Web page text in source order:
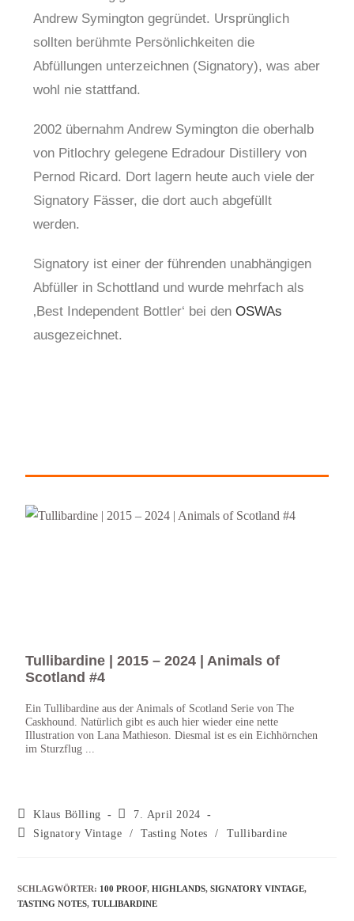
Andrew Symington gegründet. Ursprünglich
sollten berühmte Persönlichkeiten die
Abfüllungen unterzeichnen (Signatory), was aber
wohl nie stattfand.
2002 übernahm Andrew Symington die oberhalb
von Pitlochry gelegene Edradour Distillery von
Pernod Ricard. Dort lagern heute auch viele der
Signatory Fässer, die dort auch abgefüllt
werden.
Signatory ist einer der führenden unabhängigen
Abfüller in Schottland und wurde mehrfach als
‚Best Independent Bottler‘ bei denOSWAs
ausgezeichnet.
Tullibardine | 2015 – 2024 | Animals of
Scotland #4
Ein Tullibardine aus der Animals of Scotland Serie von The
Caskhound. Natürlich gibt es auch hier wieder eine nette
Illustration von Lana Mathieson. Diesmal ist es ein Eichhörnchen
im Sturzflug ...
Klaus Bölling
7. April 2024
Signatory Vintage
/ Tasting Notes / Tullibardine
SCHLAGWÖRTER: 100 PROOF, HIGHLANDS, SIGNATORY VINTAGE,
TASTING NOTES, TULLIBARDINE